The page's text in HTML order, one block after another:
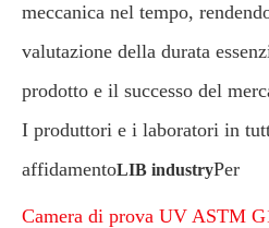
meccanica nel tempo,
valutazione della durata
prodotto e il successo del
I produttori e i laboratori in
affidamentoLIB industryPer
Camera di prova UV ASTM